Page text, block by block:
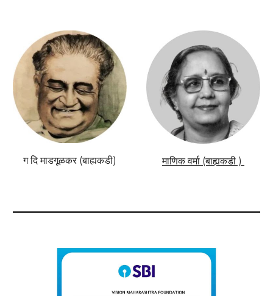
ग दि माडगूळकर (बाह्यकडी) माणिक वर्मा (बाह्यकडी )